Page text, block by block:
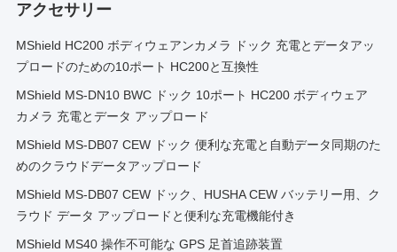
アクセサリー
MShield HC200 ボディウェアンカメラ ドック 充電とデータアッ
プロードのための10ポート HC200と互換性
MShield MS-DN10 BWC ドック 10ポート HC200 ボディウェア
カメラ 充電とデータ アップロード
MShield MS-DB07 CEW ドック 便利な充電と自動データ同期のた
めのクラウドデータアップロード
MShield MS-DB07 CEW ドック、HUSHA CEW バッテリー用、ク
ラウド データ アップロードと便利な充電機能付き
MShield MS40 操作不可能な GPS 足首追跡装置